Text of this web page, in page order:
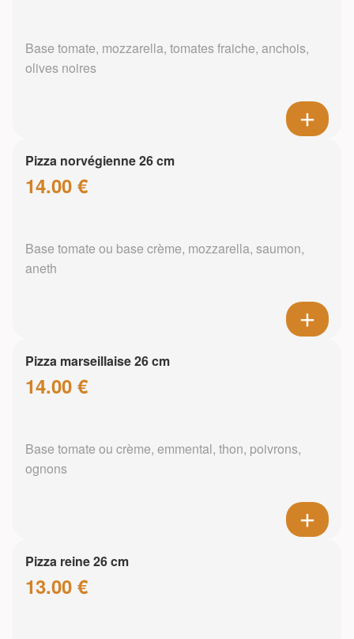
Base tomate, mozzarella, tomates fraiche, anchois,
olives noires
Pizza norvégienne 26 cm
14.00 €
Base tomate ou base crème, mozzarella, saumon,
aneth
Pizza marseillaise 26 cm
14.00 €
Base tomate ou crème, emmental, thon, poivrons,
ognons
Pizza reine 26 cm
13.00 €